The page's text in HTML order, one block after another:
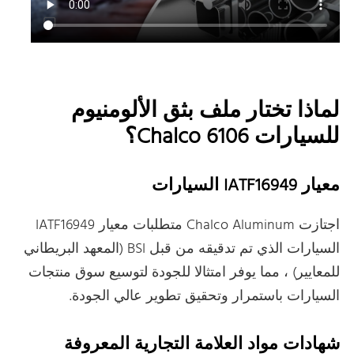
لماذا تختار ملف بثق الألومنيوم
للسيارات Chalco 6106؟
معيار IATF16949 السيارات
اجتازت Chalco Aluminum متطلبات معيار IATF16949
السيارات الذي تم تدقيقه من قبل BSI (المعهد البريطاني
للمعايير) ، مما يوفر امتثالا للجودة لتوسيع سوق منتجات
السيارات باستمرار وتحقيق تطوير عالي الجودة.
شهادات مواد العلامة التجارية المعروفة